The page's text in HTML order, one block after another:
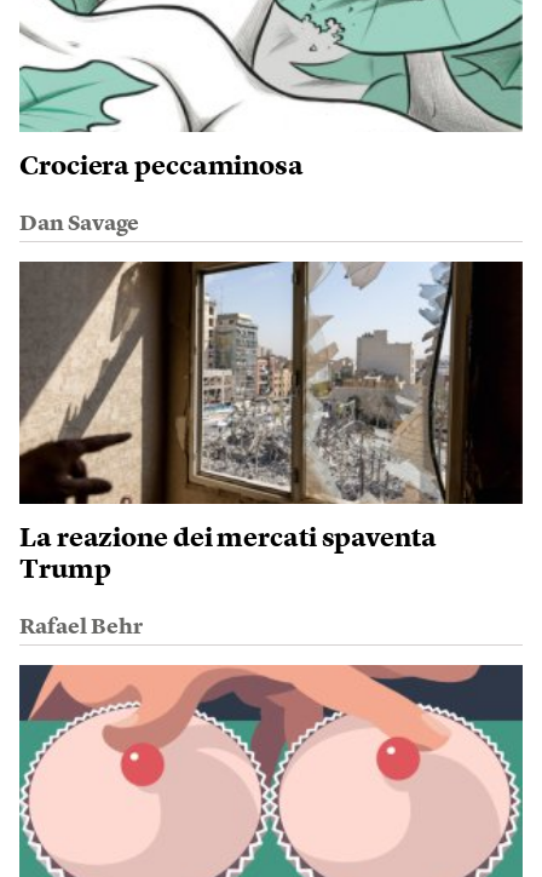
Crociera peccaminosa
Dan Savage
La reazione dei mercati spaventa
Trump
Rafael Behr